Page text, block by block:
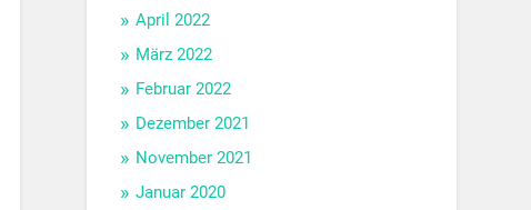
April 2022
März 2022
Februar 2022
Dezember 2021
November 2021
Januar 2020